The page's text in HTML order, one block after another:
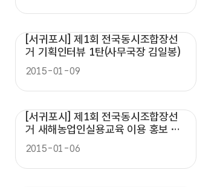
[서귀포시] 제1회 전국동시조합장선
거 기획인터뷰 1탄(사무국장 김일봉)
2015-01-09
[서귀포시] 제1회 전국동시조합장선
거 새해농업인실용교육 이용 홍보 시
작!
2015-01-06